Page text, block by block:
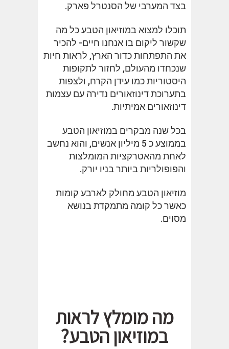
בצד המערבי של הסנטרל פארק.
תוכלו למצוא במוזיאון הטבע כל מה
שקשור ליקום בו אנחנו חיים- להכיר
את התפתחות כדור הארץ, לראות חיות
שנכחדו מהעולם, לחזור לתקופות
היסטוריות כמו עידן הקרח, ולצפות
בתערוכת דינוזאורים נדירה עם עצמות
דינוזאורים אמיתיות.
בכל שנה מבקרים במוזיאון הטבע
בממוצע כ 5 מיליון אנשים, והוא נחשב
לאחת מהאטרקציות המומלצות
והפופולריות ביותר בניו יורק.
מוזיאון הטבע מחולק לארבע קומות
כאשר כל קומה מתמקדת בנושא
מסוים.
מה מומלץ לראות
במוזיאון הטבע?